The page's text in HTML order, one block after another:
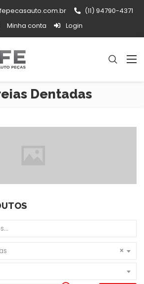
(11) 94790-4371
Minha conta
Login
Dentadas
×